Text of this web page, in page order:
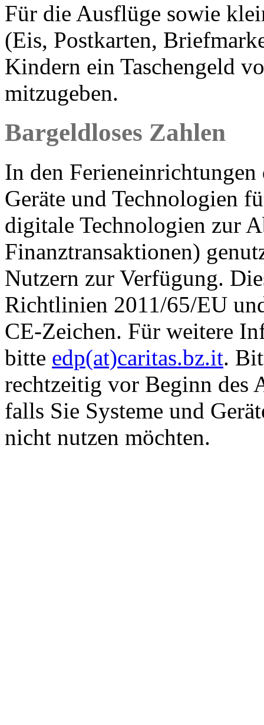
Für die Ausflüge sowie
(Eis, Postkarten,
Kindern ein Taschengeld
mitzugeben.
Bargeldloses Zahlen
In den
Geräte und Technologien
digitale Technologien zur
Finanztransaktionen)
Nutzern zur Verfügung.
Richtlinien 2011/65/EU
CE-Zeichen. Für weitere
bitte edp(at)caritas.bz.it.
rechtzeitig vor Beginn des
falls Sie Systeme und
nicht nutzen möchten.